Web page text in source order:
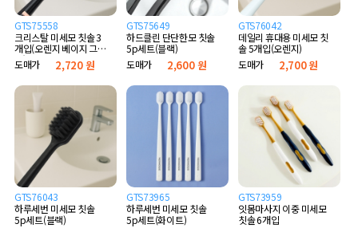
GTS75558
크리스탈 미세모 칫솔 3
개입(오렌지 베이지 그레
이)
도매가 2,720 원
GTS75649
하드클린 단단한모 칫솔
5p세트(블랙)
도매가
2,600 원
GTS76042
데일리 휴대용 미세모 칫
솔 5개입(오렌지)
도매가
2,700 원
GTS76043
하루세번 미세모 칫솔
5p세트(블랙)
GTS73965
하루세번 미세모 칫솔
5p세트(화이트)
GTS73959
잇몸마사지 이중 미세모
칫솔 6개입